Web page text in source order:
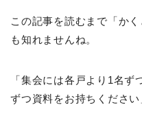
この記事を読むまで「か
も知れませんね。
「集会には各戸より1名
ずつ資料をお持ちください